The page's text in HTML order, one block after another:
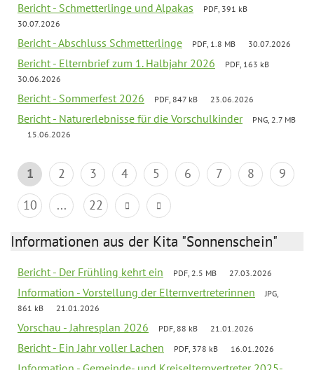
Bericht - Schmetterlinge und Alpakas
PDF, 391 kB
30.07.2026
Bericht - Abschluss Schmetterlinge PDF, 1.8 MB 30.07.2026
Bericht - Elternbrief zum 1. Halbjahr 2026
PDF, 163 kB
30.06.2026
Bericht - Sommerfest 2026 PDF, 847 kB 23.06.2026
Bericht - Naturerlebnisse für die Vorschulkinder
PNG, 2.7 MB
15.06.2026
1 2 3 4 5 6 7 8
9
10
... 22
Informationen aus der Kita "Sonnenschein"
Bericht - Der Frühling kehrt ein PDF, 2.5 MB 27.03.2026
Information - Vorstellung der Elternvertreterinnen
JPG,
861 kB
21.01.2026
Vorschau - Jahresplan 2026 PDF, 88 kB 21.01.2026
Bericht - Ein Jahr voller Lachen PDF, 378 kB 16.01.2026